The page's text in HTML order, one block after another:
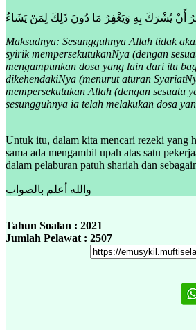
أَنْ يُشْرَكَ بِهِ وَيَغْفِرُ مَا دُونَ ذَلِكَ لِمَنْ يَشَاءُ
Maksudnya: Sesungguhnya Allah tidak
syirik mempersekutukanNya (dengan
mengampunkan dosa yang lain dari itu
dikehendakiNya (menurut aturan
mempersekutukan Allah (dengan sesuatu
sesungguhnya ia telah melakukan dosa
Untuk itu, dalam kita mencari rezeki yang
sama ada mengambil upah atas satu
dalam pelaburan patuh shariah dan
والله أعلم بالصواب
Tahun Soalan : 2021
Jumlah Pelawat : 2507